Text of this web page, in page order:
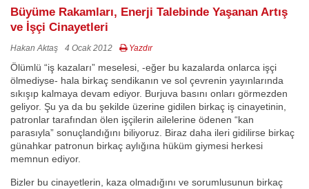
Büyüme Rakamları, Enerji Talebinde Yaşanan Artış
ve İşçi Cinayetleri
Hakan Aktaş 4 Ocak 2012 Yazdır
Ölümlü “iş kazaları” meselesi, -eğer bu kazalarda onlarca işçi
ölmediyse- hala birkaç sendikanın ve sol çevrenin yayınlarında
sıkışıp kalmaya devam ediyor. Burjuva basını onları görmezden
geliyor. Şu ya da bu şekilde üzerine gidilen birkaç iş cinayetinin,
patronlar tarafından ölen işçilerin ailelerine ödenen “kan
parasıyla” sonuçlandığını biliyoruz. Biraz daha ileri gidilirse birkaç
günahkar patronun birkaç aylığına hüküm giymesi herkesi
memnun ediyor.
Bizler bu cinayetlerin, kaza olmadığını ve sorumlusunun birkaç